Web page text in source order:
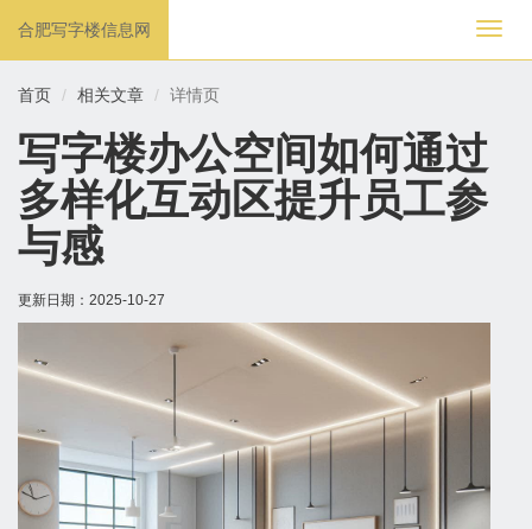
切
合肥写字楼信息网
首页 相关文章 详情页
写字楼办公空间如何通过
多样化互动区提升员工参
与感
更新日期： 2025-10-27